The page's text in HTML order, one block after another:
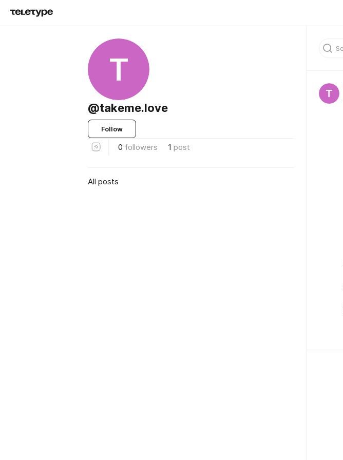
T
@takeme.love
Follow
0 followers 1 post
All posts
T